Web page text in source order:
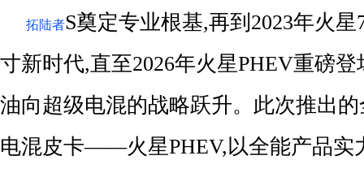
拓陆者S奠定专业根基,再到2023年火
寸新时代,直至2026年火星PHEV重磅
油向超级电混的战略跃升。此次推出
电混皮卡——火星PHEV,以全能产品实